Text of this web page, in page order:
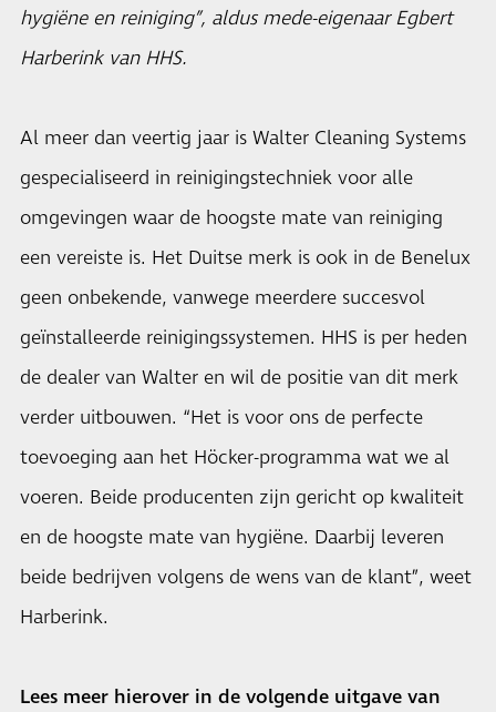
hygiëne en reiniging”, aldus mede-eigenaar Egbert
Harberink van HHS.
Al meer dan veertig jaar is Walter Cleaning Systems
gespecialiseerd in reinigingstechniek voor alle
omgevingen waar de hoogste mate van reiniging
een vereiste is. Het Duitse merk is ook in de Benelux
geen onbekende, vanwege meerdere succesvol
geïnstalleerde reinigingssystemen. HHS is per heden
de dealer van Walter en wil de positie van dit merk
verder uitbouwen. “Het is voor ons de perfecte
toevoeging aan het Höcker-programma wat we al
voeren. Beide producenten zijn gericht op kwaliteit
en de hoogste mate van hygiëne. Daarbij leveren
beide bedrijven volgens de wens van de klant”, weet
Harberink.
Lees meer hierover in de volgende uitgave van